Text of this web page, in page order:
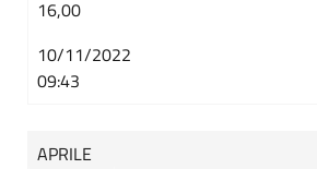
16,00
10/11/2022
09:43
APRILE